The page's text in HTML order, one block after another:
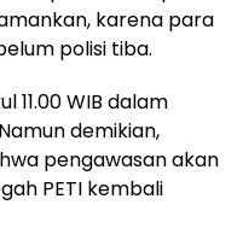
karena para
polisi tiba.
11.00 WIB dalam
demikian,
pengawasan akan
PETI kembali